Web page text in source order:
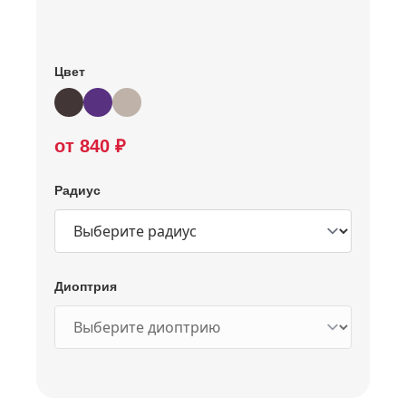
Цвет
Радиус
Диоптрия
от 840 ₽